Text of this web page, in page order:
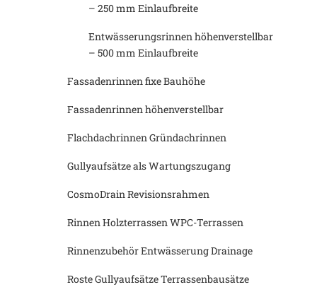
– 250 mm Einlaufbreite
Entwässerungsrinnen höhenverstellbar
– 500 mm Einlaufbreite
Fassadenrinnen fixe Bauhöhe
Fassadenrinnen höhenverstellbar
Flachdachrinnen Gründachrinnen
Gullyaufsätze als Wartungszugang
CosmoDrain Revisionsrahmen
Rinnen Holzterrassen WPC-Terrassen
Rinnenzubehör Entwässerung Drainage
Roste Gullyaufsätze Terrassenbausätze